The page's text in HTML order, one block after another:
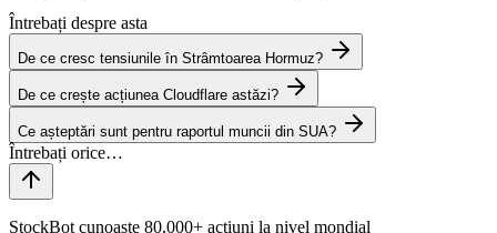
Întrebați despre asta
De ce cresc tensiunile în Strâmtoarea Hormuz?
De ce crește acțiunea Cloudflare astăzi?
Ce așteptări sunt pentru raportul muncii din SUA?
StockBot cunoaște 80,000+ acțiuni la nivel mondial